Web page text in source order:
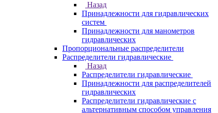
Назад
Принадлежности для гидравлических
систем
Принадлежности для манометров
гидравлических
Пропорциональные распределители
Распределители гидравлические
Назад
Распределители гидравлические
Принадлежности для распределителей
гидравлических
Распределители гидравлические с
альтернативным способом управления